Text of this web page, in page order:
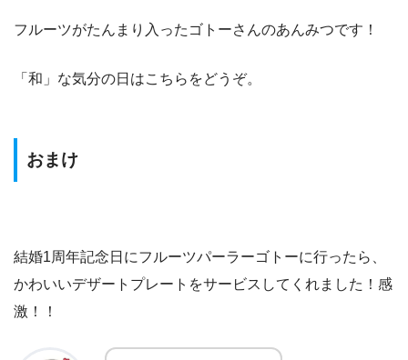
フルーツがたんまり入ったゴトーさんのあんみつです！
「和」な気分の日はこちらをどうぞ。
おまけ
結婚1周年記念日にフルーツパーラーゴトーに行ったら、
かわいいデザートプレートをサービスしてくれました！感
激！！